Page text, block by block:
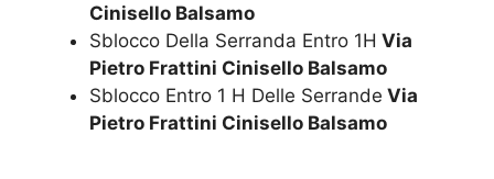
Cinisello Balsamo
Sblocco Della Serranda Entro 1H Via
Pietro Frattini Cinisello Balsamo
Sblocco Entro 1 H Delle Serrande Via
Pietro Frattini Cinisello Balsamo